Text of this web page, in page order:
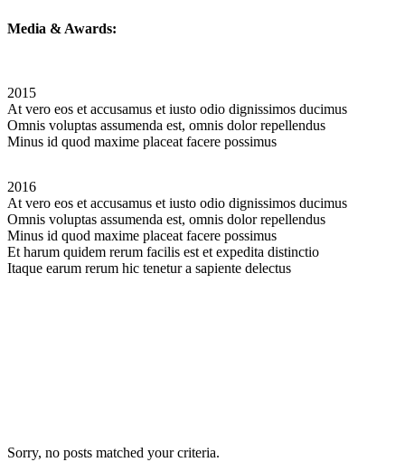
Media & Awards:
2015
At vero eos et accusamus et iusto odio dignissimos ducimus
Omnis voluptas assumenda est, omnis dolor repellendus
Minus id quod maxime placeat facere possimus
2016
At vero eos et accusamus et iusto odio dignissimos ducimus
Omnis voluptas assumenda est, omnis dolor repellendus
Minus id quod maxime placeat facere possimus
Et harum quidem rerum facilis est et expedita distinctio
Itaque earum rerum hic tenetur a sapiente delectus
Sorry, no posts matched your criteria.